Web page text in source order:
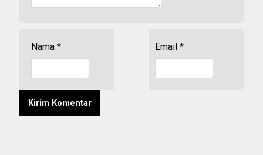
Nama * Email *